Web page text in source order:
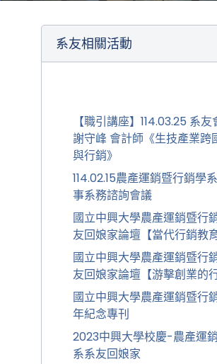
系友相關活動
【職引講座】114.03.25 系
謝守峰 會計師《生技產業跨
與行銷》
114.02.15農產運銷暨行銷學
事系務諮詢會議
國立中興大學農產運銷暨行
友回娘家論壇【當代行銷教
國立中興大學農產運銷暨行
友回娘家論壇【游擊創業的
國立中興大學農產運銷暨行
年紀念專刊
2023中興大學校慶-農產運
系系友回娘家